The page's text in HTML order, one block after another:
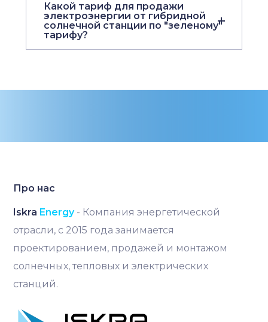
Какой тариф для продажи
электроэнергии от гибридной
солнечной станции по "зеленому"
тарифу?
Про нас
Iskra Energy- Компания энергетической
отрасли, с 2015 года занимается
проектированием, продажей и монтажом
солнечных, тепловых и электрических
станций.